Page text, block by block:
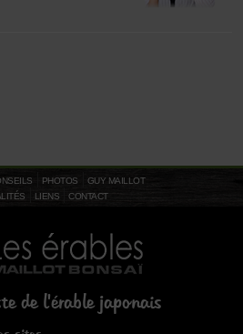
PHOTOS
GUY MAILLOT
LIENS CONTACT
de l'érable japonais